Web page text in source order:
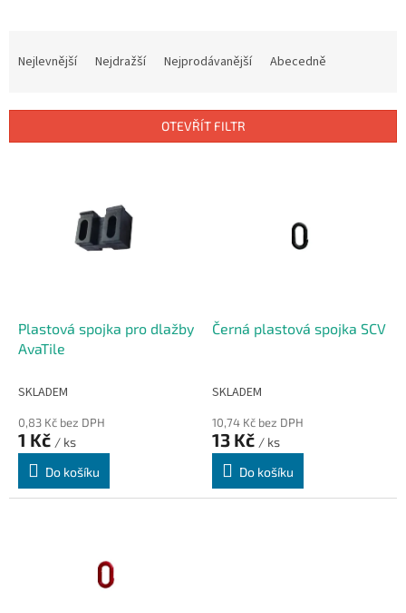
í
Nejlevnější Nejdražší Nejprodávanější Abecedně
OTEVŘÍT FILTR
Plastová spojka pro dlažby
AvaTile
SKLADEM
0,83 Kč bez DPH
1 Kč / ks
Do košíku
Černá plastová spojka SCV
SKLADEM
10,74 Kč bez DPH
13 Kč / ks
Do košíku